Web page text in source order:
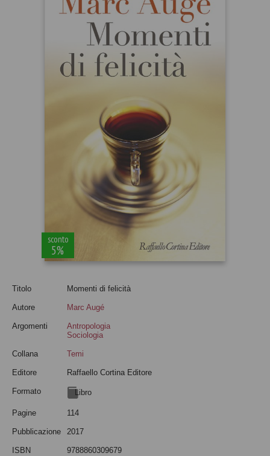
sconto
5%
Titolo Momenti di felicità
Autore Marc Augé
Argomenti
Antropologia
Sociologia
Collana Temi
Editore Raffaello Cortina Editore
Formato Libro
Pagine 114
Pubblicazione 2017
ISBN 9788860309679